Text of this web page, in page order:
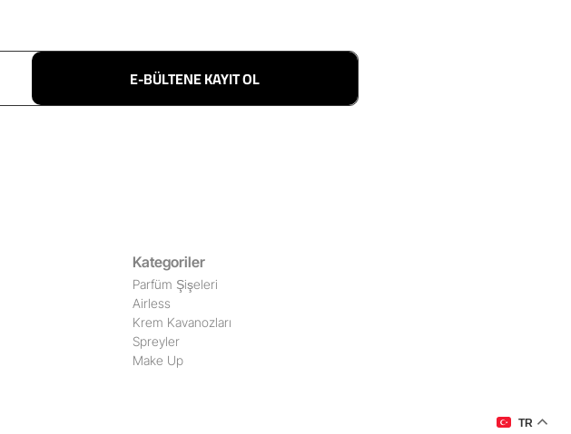
E-BÜLTENE KAYIT OL
Kategoriler
Parfüm Şişeleri
Airless
Krem Kavanozları
Spreyler
Make Up
TR